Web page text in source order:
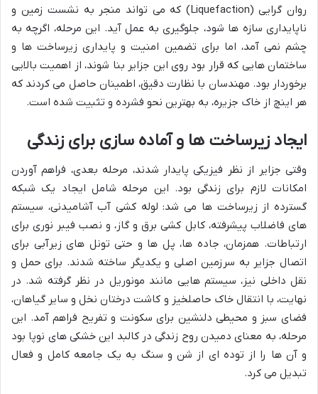
روان گرایی (Liquefaction) که می تواند منجر به نشست زمین و
ناپایداری سازه ها شود، جلوگیری به عمل آید. این مرحله، اگرچه به
چشم نمی آمد، اما برای تضمین امنیت و پایداری زیرساخت ها و
ساختمان هایی که قرار بود روی این جزایر بنا شوند، از اهمیت بالایی
برخوردار بود. مهندسان با نظارت دقیق، اطمینان حاصل می کردند که
هر اینچ از خاک جزیره، به بهترین نحو فشرده و تثبیت شده است.
ایجاد زیرساخت ها و آماده سازی برای زندگی
وقتی جزایر از نظر فیزیکی پایدار شدند، مرحله بعدی، فراهم آوردن
امکانات لازم برای زندگی بود. این مرحله شامل ایجاد یک شبکه
گسترده از زیرساخت ها می شد: لوله کشی آب آشامیدنی، سیستم
های فاضلاب پیشرفته، کابل کشی برق و گاز، و نصب فیبر نوری برای
ارتباطات. همزمان، جاده ها، پل ها و حتی تونل های زیرآبی برای
اتصال جزایر به سرزمین اصلی و یکدیگر ساخته شدند. برای حمل و
نقل داخلی نیز، سیستم هایی مانند مونوریل در نظر گرفته شد. در
نهایت، با انتقال خاک حاصلخیز و کاشت درختان نخل و سایر گیاهان،
فضای سبز و محیطی دلنشین برای سکونت و تفریح فراهم آمد. این
مرحله، به معنای دمیدن روح زندگی در کالبد این خشکی های نوپا بود
و آن ها را از توده ای از شن و سنگ به یک جامعه کامل و فعال
تبدیل می کرد.